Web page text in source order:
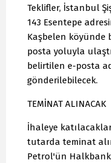
Teklifler, İstanbul
143 Esentepe
Kaşbelen köyünde
posta yoluyla
belirtilen e-posta
gönderilebilecek.
TEMİNAT ALINACAK
İhaleye
tutarda teminat
Petrol'ün Halkbank